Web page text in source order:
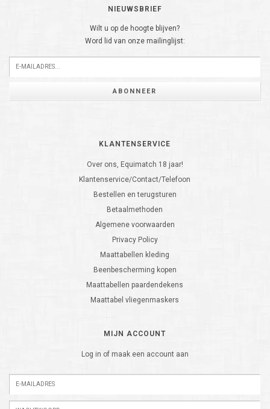
NIEUWSBRIEF
Wilt u op de hoogte blijven?
Word lid van onze mailinglijst:
ABONNEER
KLANTENSERVICE
Over ons, Equimatch 18 jaar!
Klantenservice/Contact/Telefoon
Bestellen en terugsturen
Betaalmethoden
Algemene voorwaarden
Privacy Policy
Maattabellen kleding
Beenbescherming kopen
Maattabellen paardendekens
Maattabel vliegenmaskers
MIJN ACCOUNT
Log in of maak een account aan